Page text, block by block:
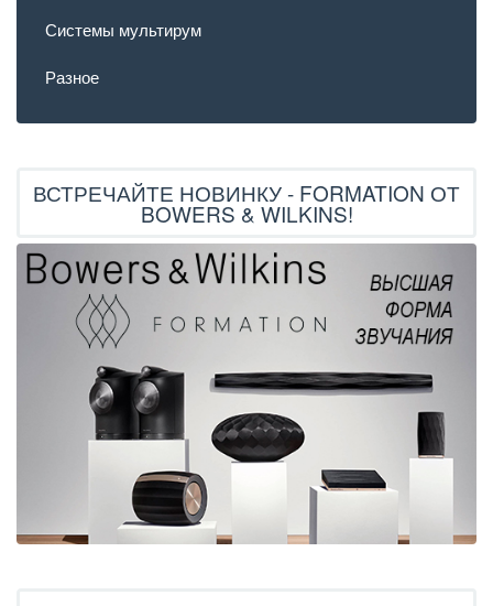
Системы мультирум
Разное
ВСТРЕЧАЙТЕ НОВИНКУ - FORMATION ОТ
BOWERS & WILKINS!